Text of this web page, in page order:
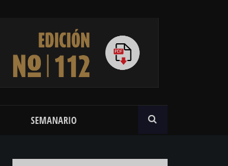
SEMANARIO